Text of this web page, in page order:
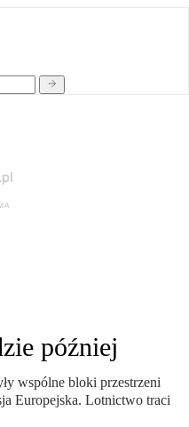
później
wspólne bloki przestrzeni
Europejska. Lotnictwo traci